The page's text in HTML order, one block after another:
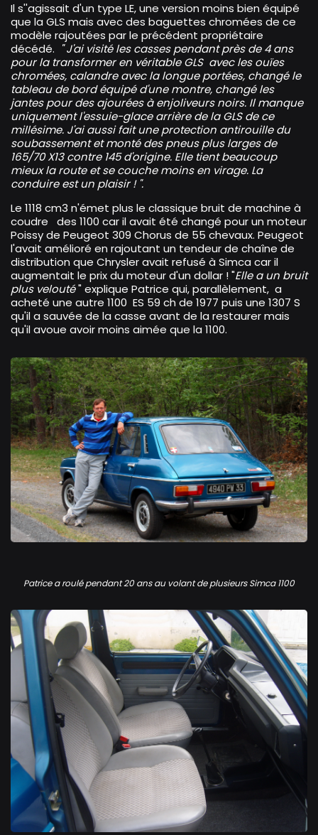
Il s''agissait d'un type LE, une version moins bien équipé
que la GLS mais avec des baguettes chromées de ce
modèle rajoutées par le précédent propriétaire
décédé. " J'ai visité les casses pendant près de 4 ans
pour la transformer en véritable GLS avec les ouïes
chromées, calandre avec la longue portées, changé le
tableau de bord équipé d'une montre, changé les
jantes pour des ajourées à enjoliveurs noirs. Il manque
uniquement l'essuie-glace arrière de la GLS de ce
millésime. J'ai aussi fait une protection antirouille du
soubassement et monté des pneus plus larges de
165/70 X13 contre 145 d'origine. Elle tient beaucoup
mieux la route et se couche moins en virage. La
conduire est un plaisir ! ".
Le 1118 cm3 n'émet plus le classique bruit de machine à
coudre des 1100 car il avait été changé pour un moteur
Poissy de Peugeot 309 Chorus de 55 chevaux. Peugeot
l'avait amélioré en rajoutant un tendeur de chaîne de
distribution que Chrysler avait refusé à Simca car il
augmentait le prix du moteur d'un dollar ! "Elle a un bruit
plus velouté" explique Patrice qui, parallèlement, a
acheté une autre 1100 ES 59 ch de 1977 puis une 1307 S
qu'il a sauvée de la casse avant de la restaurer mais
qu'il avoue avoir moins aimée que la 1100.
Patrice a roulé pendant 20 ans au volant de plusieurs Simca 1100